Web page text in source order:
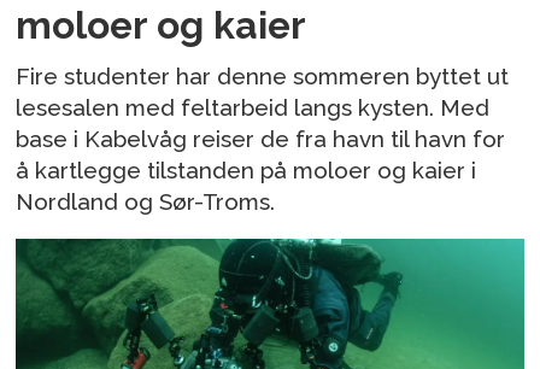
moloer og kaier
Fire studenter har denne sommeren byttet ut
lesesalen med feltarbeid langs kysten. Med
base i Kabelvåg reiser de fra havn til havn for
å kartlegge tilstanden på moloer og kaier i
Nordland og Sør-Troms.